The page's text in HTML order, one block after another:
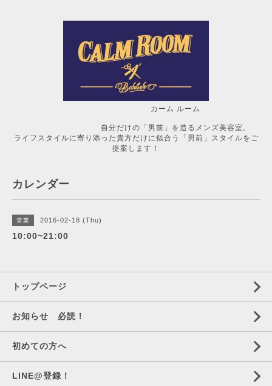
カーム ルーム
自分だけの「男前」を造るメンズ美容室。
ライフスタイルに寄り添った貴方だけに似合う「男前」スタイルをご
提案します！
カレンダー
営業 2016-02-18 (Thu)
10:00~21:00
トップページ
お知らせ 必読！
初めての方へ
LINE@登録！